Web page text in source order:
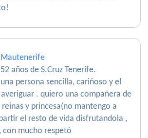
Mautenerife
52 años de S.Cruz Tenerife.
una persona sencilla, cariñoso y el
. quiero una compañera de
y princesa(no mantengo a
el resto de vida disfrutandola ,
con mucho respetó